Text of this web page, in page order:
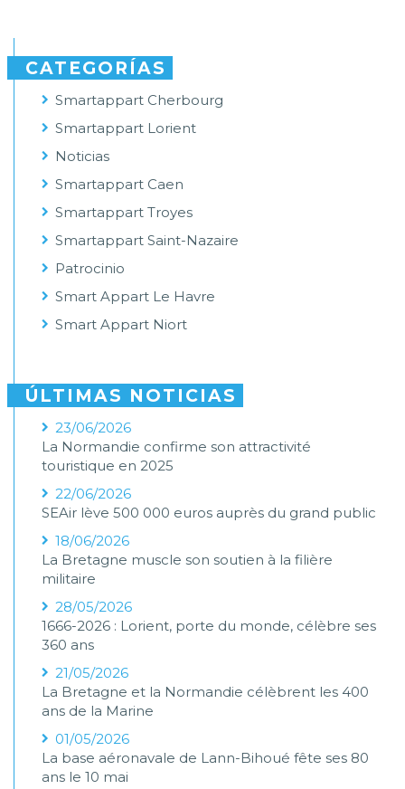
CATEGORÍAS
Smartappart Cherbourg
Smartappart Lorient
Noticias
Smartappart Caen
Smartappart Troyes
Smartappart Saint-Nazaire
Patrocinio
Smart Appart Le Havre
Smart Appart Niort
ÚLTIMAS NOTICIAS
23/06/2026
La Normandie confirme son attractivité
touristique en 2025
22/06/2026
SEAir lève 500 000 euros auprès du grand public
18/06/2026
La Bretagne muscle son soutien à la filière
militaire
28/05/2026
1666-2026 : Lorient, porte du monde, célèbre ses
360 ans
21/05/2026
La Bretagne et la Normandie célèbrent les 400
ans de la Marine
01/05/2026
La base aéronavale de Lann-Bihoué fête ses 80
ans le 10 mai